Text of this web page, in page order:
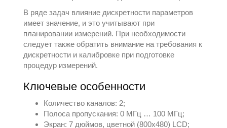
В ряде задач влияние дискретности параметров
имеет значение, и это учитывают при
планировании измерений. При необходимости
следует также обратить внимание на требования к
дискретности и калибровке при подготовке
процедур измерений.
Ключевые особенности
Количество каналов: 2;
Полоса пропускания: 0 МГц … 100 МГц;
Экран: 7 дюймов, цветной (800х480) LCD;